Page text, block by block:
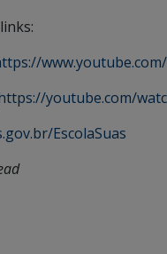
youtube.com/
EscolaSuas